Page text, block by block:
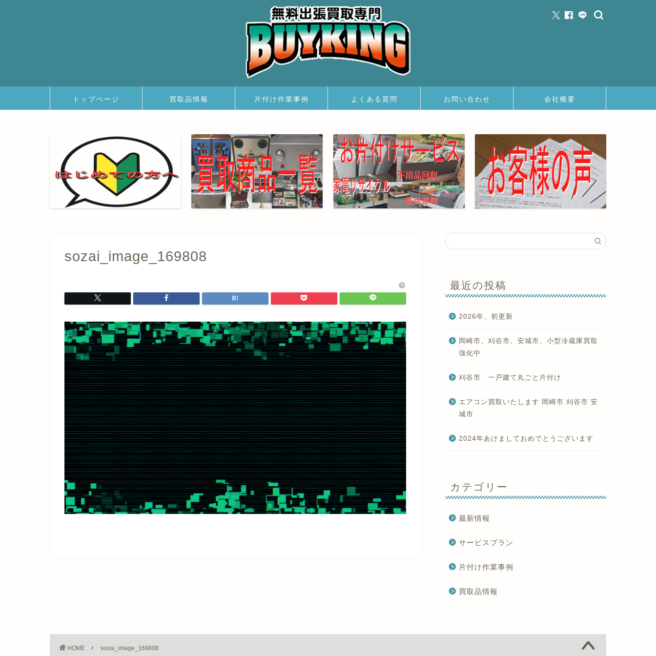
トップページ 買取品情報 片付け作業事例 よくある質問 お問い合わせ 会社概要
sozai_image_169808
最近の投稿
2026年、初更新
岡崎市、刈谷市、安城市、小型冷蔵庫買取
強化中
刈谷市 一戸建て丸ごと片付け
エアコン買取いたします 岡崎市 刈谷市 安
城市
2024年あけましておめでとうございます
カテゴリー
最新情報
サービスプラン
片付け作業事例
買取品情報
HOME sozai_image_169808